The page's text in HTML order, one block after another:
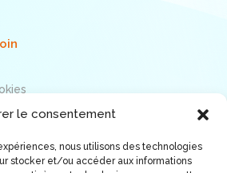
le consentement
nous utilisons des technologies
stocker et/ou accéder aux informations